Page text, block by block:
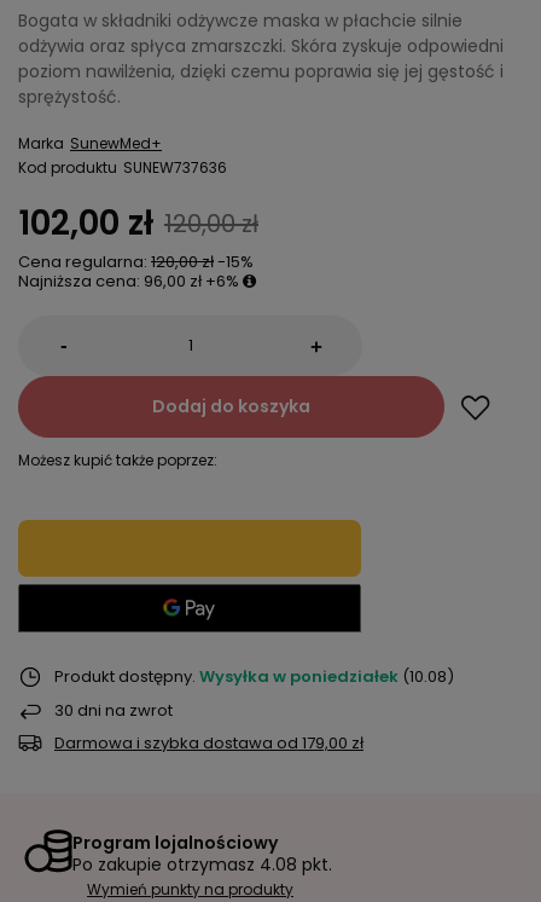
Bogata w składniki odżywcze maska w płachcie silnie
odżywia oraz spłyca zmarszczki. Skóra zyskuje odpowiedni
poziom nawilżenia, dzięki czemu poprawia się jej gęstość i
sprężystość.
Marka SunewMed+
Kod produktu SUNEW737636
102,00 zł 120,00 zł
Cena regularna: 120,00 zł-15%
Najniższa cena: 96,00 zł +6%
- +
Dodaj do koszyka
Możesz kupić także poprzez:
Produkt dostępny Wysyłka w poniedziałek (10.08)
30 dni na zwrot
Darmowa i szybka dostawa od 179,00 zł
Program lojalnościowy
Po zakupie otrzymasz 4.08 pkt.
Wymień punkty na produkty